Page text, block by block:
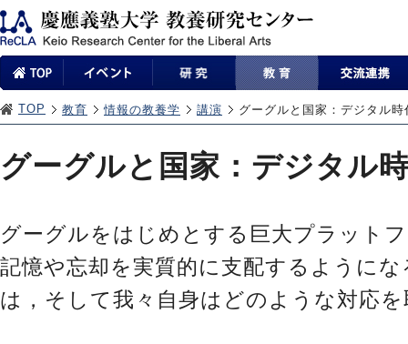
TOP 教育 情報の教養学 講演 グーグルと国家：デジタル
グーグルと国家：デジタル
グーグルをはじめとする巨大プラット
記憶や忘却を実質的に支配するように
は，そして我々自身はどのような対応